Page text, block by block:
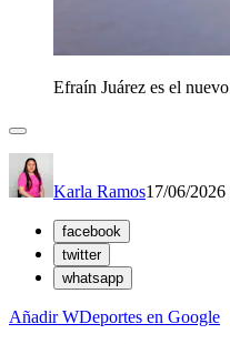
Efraín Juárez es el
Karla Ramos17/06/
facebook
twitter
whatsapp
Añadir WDeportes en Google